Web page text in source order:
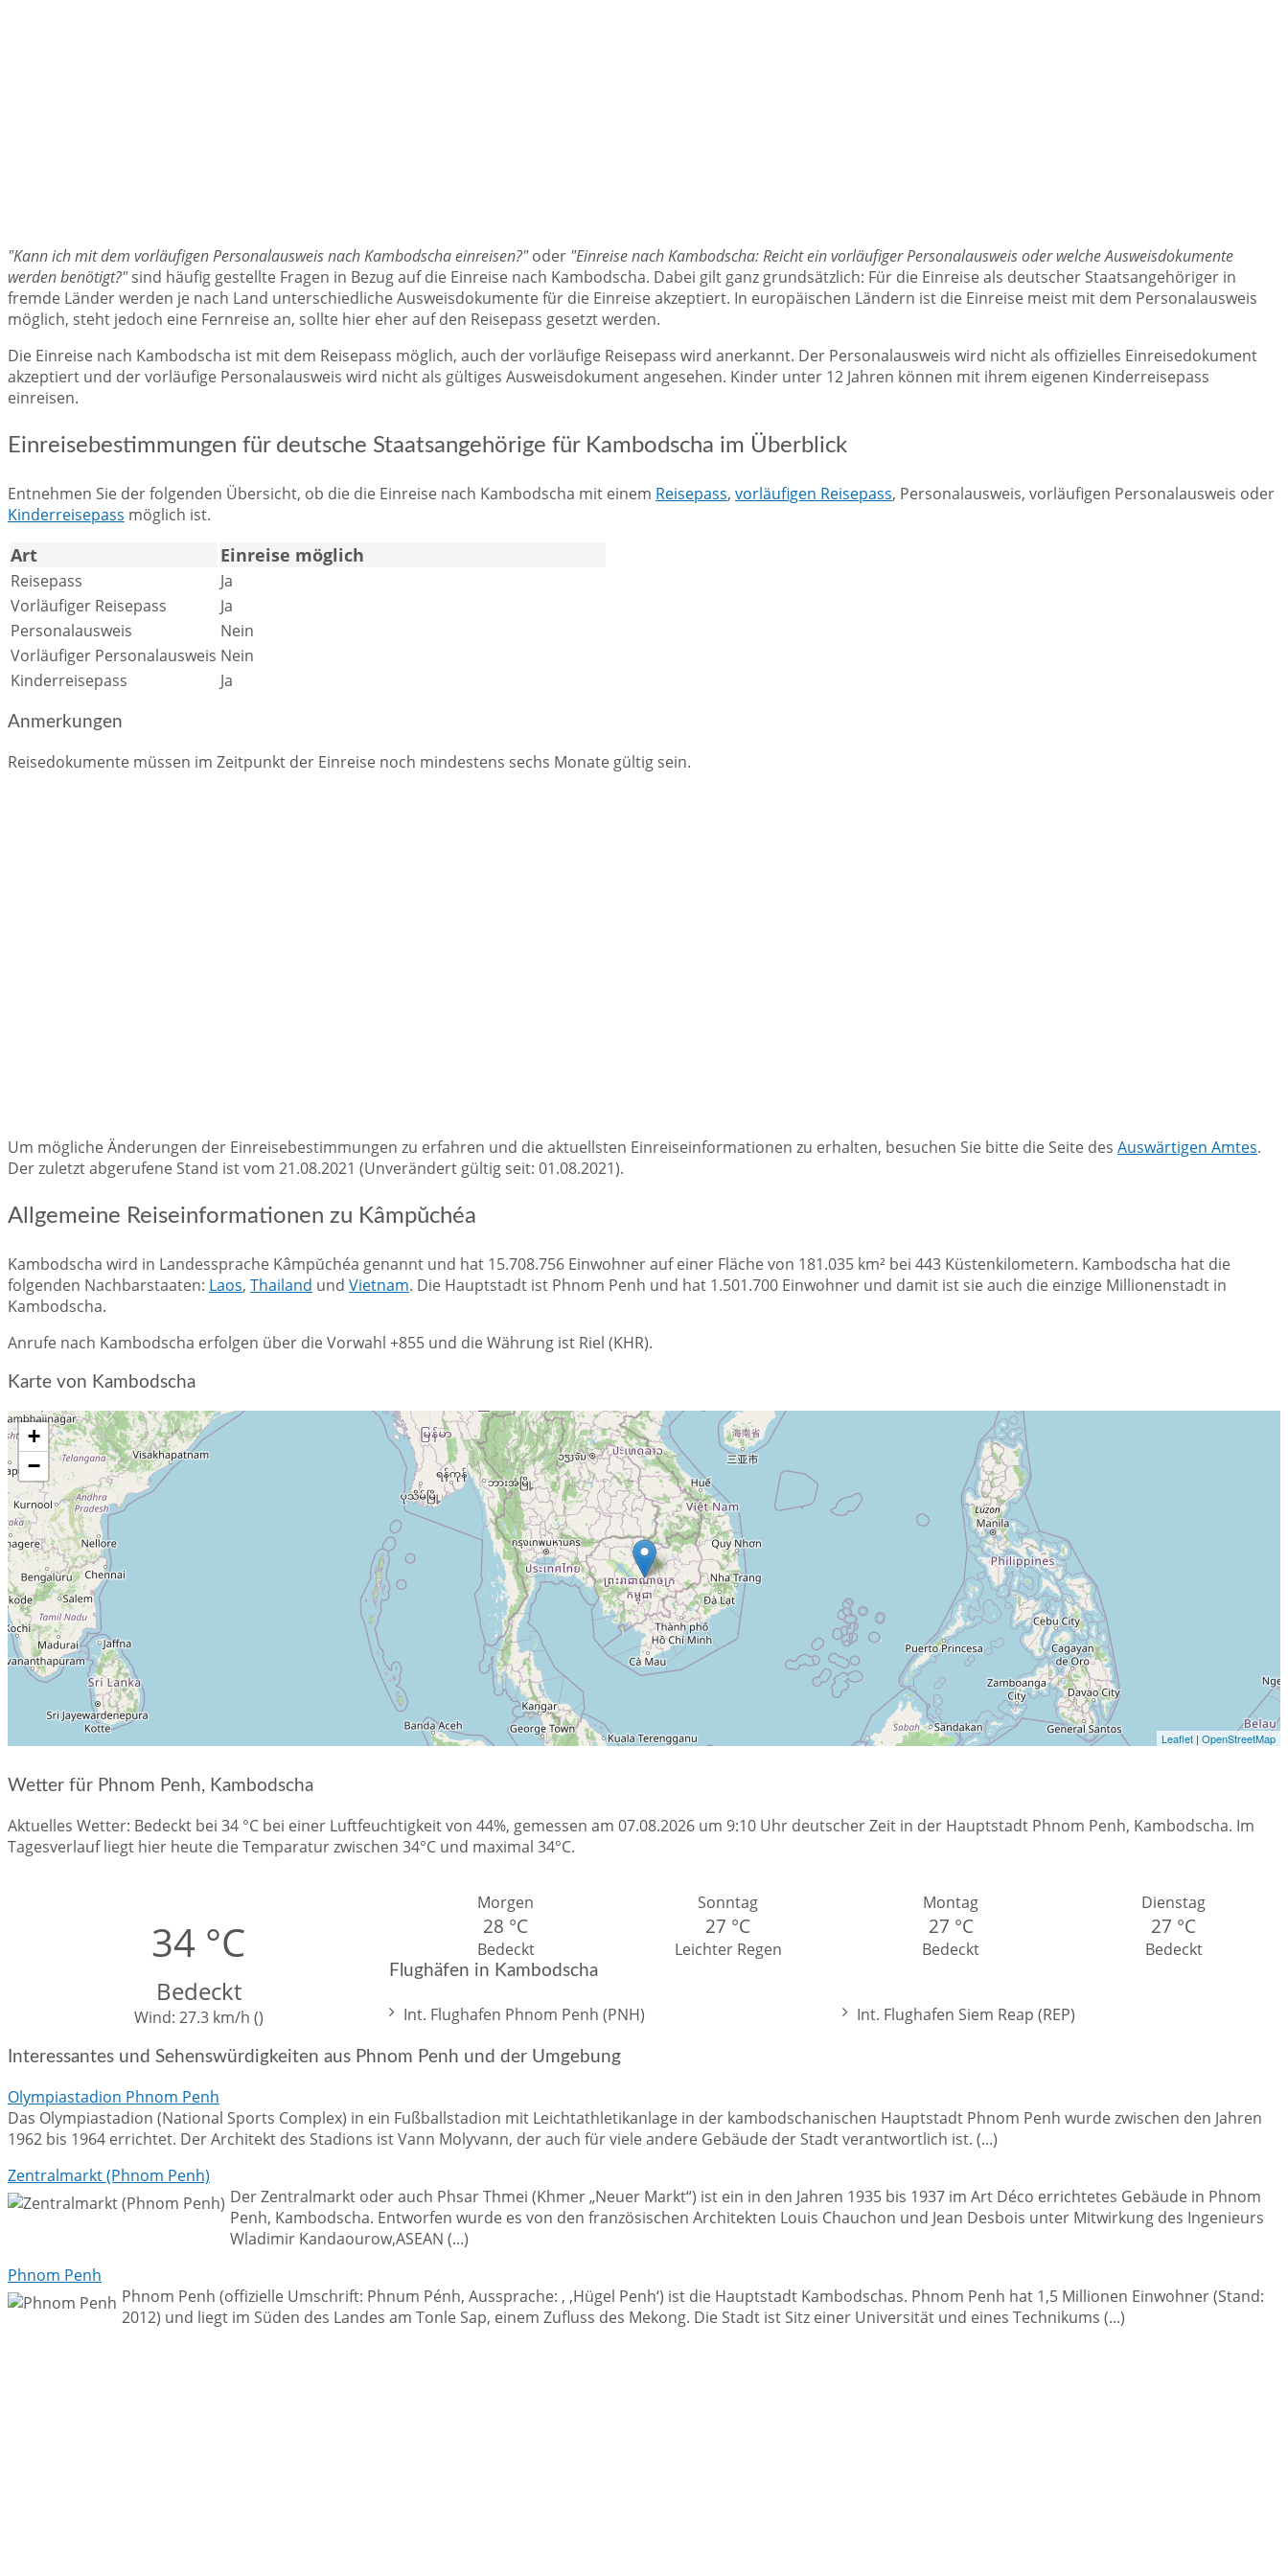
"Kann ich mit dem vorläufigen Personalausweis nach Kambodscha einreisen?"oder "Einreise nach Kambodscha: Reicht ein vorläufiger Personalausweis oder welche Ausweisdokumente
werden benötigt?"sind häufig gestellte Fragen in Bezug auf die Einreise nach Kambodscha. Dabei gilt ganz grundsätzlich: Für die Einreise als deutscher Staatsangehöriger in
fremde Länder werden je nach Land unterschiedliche Ausweisdokumente für die Einreise akzeptiert. In europäischen Ländern ist die Einreise meist mit dem Personalausweis
möglich, steht jedoch eine Fernreise an, sollte hier eher auf den Reisepass gesetzt werden.
Die Einreise nach Kambodscha ist mit dem Reisepass möglich, auch der vorläufige Reisepass wird anerkannt. Der Personalausweis wird nicht als offizielles Einreisedokument
akzeptiert und der vorläufige Personalausweis wird nicht als gültiges Ausweisdokument angesehen. Kinder unter 12 Jahren können mit ihrem eigenen Kinderreisepass
einreisen.
Einreisebestimmungen für deutsche Staatsangehörige für Kambodscha im Überblick
Entnehmen Sie der folgenden Übersicht, ob die die Einreise nach Kambodscha mit einem Reisepass, vorläufigen Reisepass, Personalausweis, vorläufigen Personalausweis oder
Kinderreisepass möglich ist.
Art Einreise möglich
Reisepass
Ja
Vorläufiger Reisepass
Ja
Personalausweis
Nein
Vorläufiger Personalausweis Nein
Kinderreisepass
Ja
Anmerkungen
Reisedokumente müssen im Zeitpunkt der Einreise noch mindestens sechs Monate gültig sein.
Um mögliche Änderungen der Einreisebestimmungen zu erfahren und die aktuellsten Einreiseinformationen zu erhalten, besuchen Sie bitte die Seite des Auswärtigen Amtes.
Der zuletzt abgerufene Stand ist vom 21.08.2021 (Unverändert gültig seit: 01.08.2021).
Allgemeine Reiseinformationen zu Kâmpŭchéa
Kambodscha wird in Landessprache Kâmpŭchéa genannt und hat 15.708.756 Einwohner auf einer Fläche von 181.035 km² bei 443 Küstenkilometern. Kambodscha hat die
folgenden Nachbarstaaten: Laos, Thailand und Vietnam. Die Hauptstadt ist Phnom Penh und hat 1.501.700 Einwohner und damit ist sie auch die einzige Millionenstadt in
Kambodscha.
Anrufe nach Kambodscha erfolgen über die Vorwahl +855 und die Währung ist Riel (KHR).
Karte von Kambodscha
+
−
Leaflet | OpenStreetMap
Wetter für Phnom Penh, Kambodscha
Aktuelles Wetter: Bedeckt bei 34 °C bei einer Luftfeuchtigkeit von 44%, gemessen am 07.08.2026 um 9:10 Uhr deutscher Zeit in der Hauptstadt Phnom Penh, Kambodscha. Im
Tagesverlauf liegt hier heute die Temparatur zwischen 34°C und maximal 34°C.
34 °C
Bedeckt
Wind: 27.3 km/h ()
Morgen
28 °C
Bedeckt
Sonntag
27 °C
Leichter Regen
Montag
27 °C
Bedeckt
Dienstag
27 °C
Bedeckt
Flughäfen in Kambodscha
Int. Flughafen Phnom Penh (PNH) Int. Flughafen Siem Reap (REP)
Interessantes und Sehenswürdigkeiten aus Phnom Penh und der Umgebung
Olympiastadion Phnom Penh
Das Olympiastadion (National Sports Complex) in ein Fußballstadion mit Leichtathletikanlage in der kambodschanischen Hauptstadt Phnom Penh wurde zwischen den Jahren
1962 bis 1964 errichtet. Der Architekt des Stadions ist Vann Molyvann, der auch für viele andere Gebäude der Stadt verantwortlich ist. (...)
Zentralmarkt (Phnom Penh)
Der Zentralmarkt oder auch Phsar Thmei (Khmer „Neuer Markt“) ist ein in den Jahren 1935 bis 1937 im Art Déco errichtetes Gebäude in Phnom
Penh, Kambodscha. Entworfen wurde es von den französischen Architekten Louis Chauchon und Jean Desbois unter Mitwirkung des Ingenieurs
Wladimir Kandaourow,ASEAN (...)
Phnom Penh
Phnom Penh (offizielle Umschrift: Phnum Pénh, Aussprache: , ‚Hügel Penh‘) ist die Hauptstadt Kambodschas. Phnom Penh hat 1,5 Millionen Einwohner (Stand:
2012) und liegt im Süden des Landes am Tonle Sap, einem Zufluss des Mekong. Die Stadt ist Sitz einer Universität und eines Technikums (...)